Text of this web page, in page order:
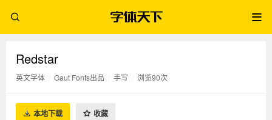
Redstar
英文字体 Gaut Fonts出品 手写 浏览90次
本地下载 收藏